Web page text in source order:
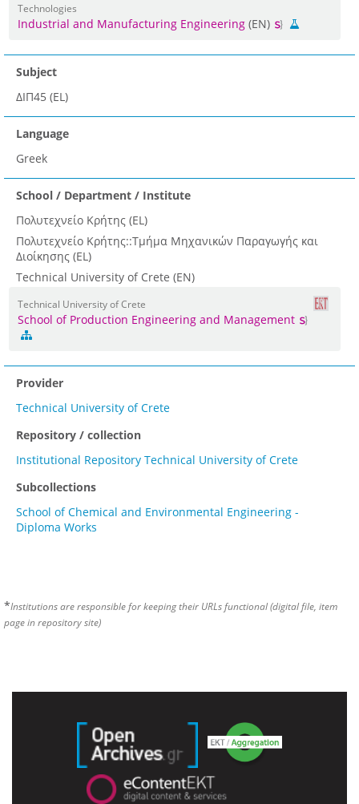
Technologies
Industrial and Manufacturing Engineering (EN)
Subject
ΔΙΠ45 (EL)
Language
Greek
School / Department / Institute
Πολυτεχνείο Κρήτης (EL)
Πολυτεχνείο Κρήτης::Τμήμα Μηχανικών Παραγωγής και
Διοίκησης (EL)
Technical University of Crete (EN)
Technical University of Crete
School of Production Engineering and Management
Provider
Technical University of Crete
Repository / collection
Institutional Repository Technical University of Crete
Subcollections
School of Chemical and Environmental Engineering -
Diploma Works
*Institutions are responsible for keeping their URLs functional (digital file, item
page in repository site)